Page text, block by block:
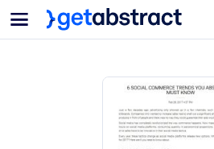
菜单
面向团队与管理者
为您的员工配备关键的人工智能技能。
面向人工智能系统